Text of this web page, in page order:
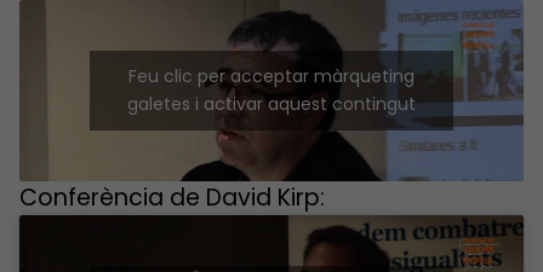
Feu clic per acceptar màrqueting
galetes i activar aquest contingut
Conferència de David Kirp: